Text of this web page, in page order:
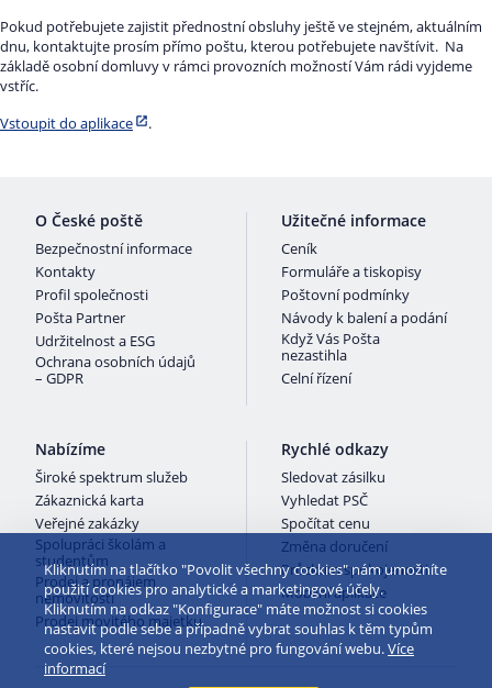
Pokud potřebujete zajistit přednostní obsluhy ještě ve stejném, aktuálním
dnu, kontaktujte prosím přímo poštu, kterou potřebujete navštívit. Na
základě osobní domluvy v rámci provozních možností Vám rádi vyjdeme
vstříc.
Vstoupit do aplikace
.
O České poště
Bezpečnostní informace
Kontakty
Profil společnosti
Pošta Partner
Udržitelnost a ESG
Ochrana osobních údajů
– GDPR
Užitečné informace
Ceník
Formuláře a tiskopisy
Poštovní podmínky
Návody k balení a podání
Když Vás Pošta
nezastihla
Celní řízení
Nabízíme
Široké spektrum služeb
Zákaznická karta
Veřejné zakázky
Spolupráci školám a
studentům
Prodej a pronájem
nemovitostí
Prodej movitého majetku
Rychlé odkazy
Sledovat zásilku
Vyhledat PSČ
Spočítat cenu
Změna doručení
Průzkum spokojenosti
Mobilní aplikace
Kliknutím na tlačítko "Povolit všechny cookies" nám umožníte
použití cookies pro analytické a marketingové účely.
Kliknutím na odkaz "Konfigurace" máte možnost si cookies
nastavit podle sebe a případně vybrat souhlas k těm typům
cookies, které nejsou nezbytné pro fungování webu.Více
informací